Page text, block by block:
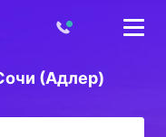
(Адлер)